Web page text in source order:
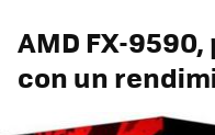
AMD FX-
con un